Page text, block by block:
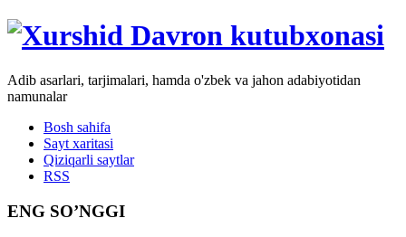
Adib asarlari, tarjimalari, hamda o'zbek va jahon adabiyotidan
namunalar
Bosh sahifa
Sayt xaritasi
Qiziqarli saytlar
RSS
ENG SO’NGGI